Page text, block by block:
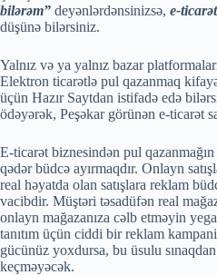
bilərəm” deyənlərdənsinizsə, e-
düşünə bilərsiniz.
Yalnız və ya yalnız bazar
Elektron ticarətlə pul qazanmaq
üçün Hazır Saytdan istifadə edə
ödəyərək, Peşəkar görünən e-ticarət
E-ticarət biznesindən pul
qədər büdcə ayırmaqdır. Onlayn
real həyatda olan satışlara reklam
vacibdir. Müştəri təsadüfən real
onlayn mağazanıza cəlb etməyin
tanıtım üçün ciddi bir reklam
gücünüz yoxdursa, bu üsulu
keçməyəcək.